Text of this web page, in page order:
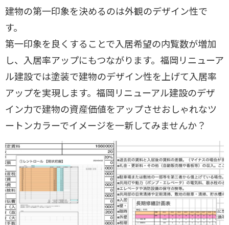
建物の第一印象を決めるのは外観のデザイン性で
す。
第一印象を良くすることで入居希望の内覧数が増加
し、入居率アップにもつながります。福岡リニューア
ル建設では塗装で建物のデザイン性を上げて入居率
アップを実現します。福岡リニューアル建設のデザ
イン力で建物の資産価値をアップさせおしゃれなツ
ートンカラーでイメージを一新してみませんか？